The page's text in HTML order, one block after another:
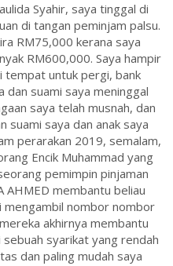
Syahir, saya tinggal di
di tangan peminjam palsu.
RM75,000 kerana saya
RM600,000. Saya hampir
tempat untuk pergi, bank
suami saya meninggal
saya telah musnah, dan
suami saya dan anak saya
perarakan 2019, semalam,
Encik Muhammad yang
pemimpin pinjaman
AHMED membantu beliau
mengambil nombor nombor
akhirnya membantu
syarikat yang rendah
dan paling mudah saya